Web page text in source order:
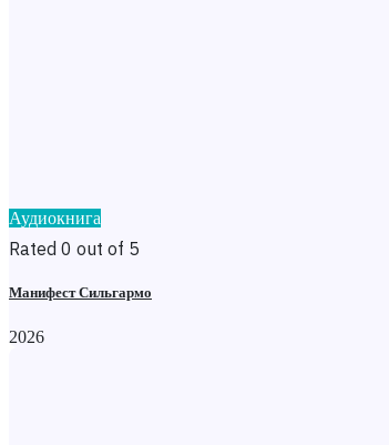
Аудиокнига
Rated 0 out of 5
Манифест Сильгармо
2026